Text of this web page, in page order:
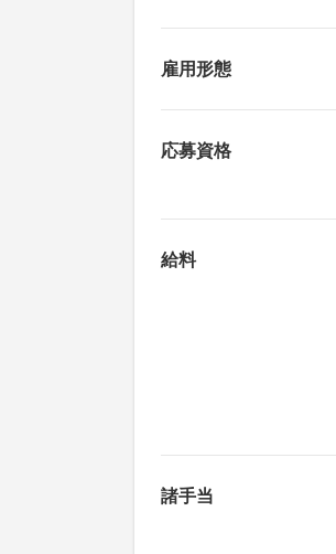
雇用形態
応募資格
給料
諸手当